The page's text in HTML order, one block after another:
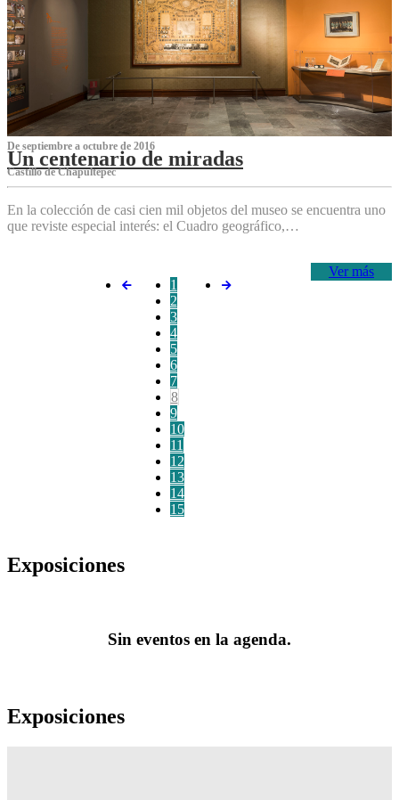
De septiembre a octubre de 2016
Un centenario de miradas
Castillo de Chapultepec
En la colección de casi cien mil objetos del museo se encuentra uno
que reviste especial interés: el Cuadro geográfico,…
Ver más
1
2
3
4
5
6
7
8
9
10
11
12
13
14
15
Exposiciones
Sin eventos en la agenda.
Exposiciones